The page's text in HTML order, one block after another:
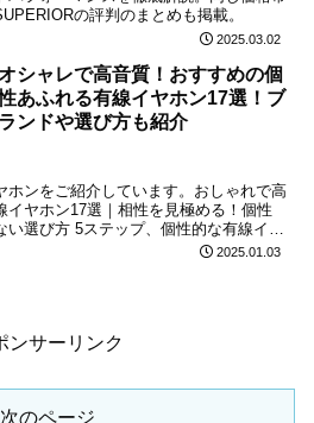
の評判のまとめも掲載。
2025.03.02
シャレで高音質！おすすめの個
あふれる有線イヤホン17選！ブ
ランドや選び方も紹介
ホンをご紹介しています。おしゃれで高
イヤホン17選｜相性を見極める！個性
い選び方 5ステップ、個性的な有線イヤ
ンドを詳しく解説しています。2025.01.03
ンサーリンク
次のページ